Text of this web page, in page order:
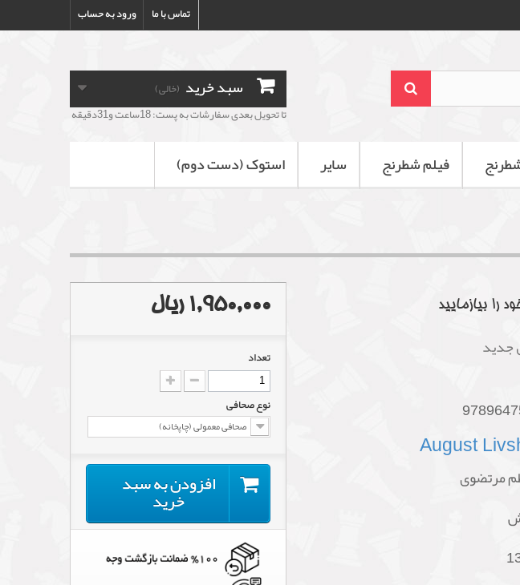
ورود به حساب تماس با ما
سبد خرید (خالی)
تا تحویل بعدی سفارشات به پست: 18ساعت و31دقیقه
فیلم شطرنج سایر استوک (دست دوم)
بیازمایید
مرتضوی
1,950,000 ریال
تعداد
نوع صحافی
صحافی معمولی (چاپخانه)
افزودن به سبد
خرید